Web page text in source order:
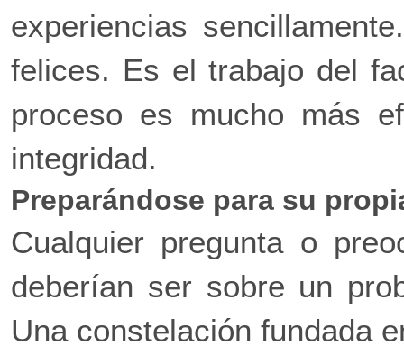
experiencias
felices. Es el trabajo del
proceso es mucho más
integridad.
Preparándose para su
Cualquier pregunta o
deberían ser sobre un
Una constelación fundada